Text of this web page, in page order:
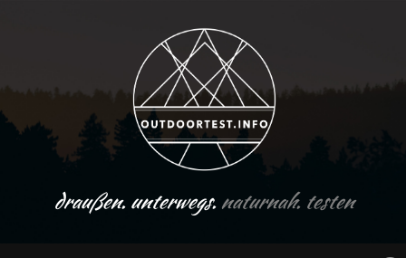
draußen. unterwegs.naturnah. testen